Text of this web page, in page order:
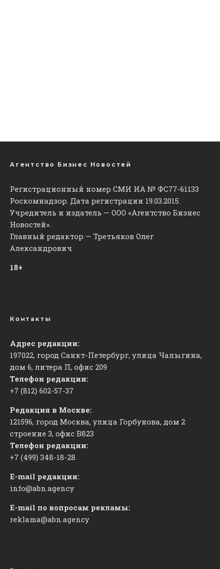
Агентство Бизнес Новостей
Регистрационный номер СМИ ИА № ФС77-61133
Роскомнадзор. Дата регистрации 19.03.2015.
Учредитель и издатель — ООО «Агентство Бизнес
Новостей».
Главный редактор — Третьяков Олег
Александрович
18+
Контакты
Адрес редакции:
197022, город Санкт-Петербург, улица Чапыгина,
дом 6, литера П, офис 209
Телефон редакции:
+7 (812) 602-57-37
Редакция в Москве:
121596, город Москва, улица Горбунова, дом 2
строение 3, офис ​В823
Телефон редакции:
+7 (499) 348-18-28
E-mail редакции:
info@abn.agency
E-mail по вопросам рекламы:
reklama@abn.agency